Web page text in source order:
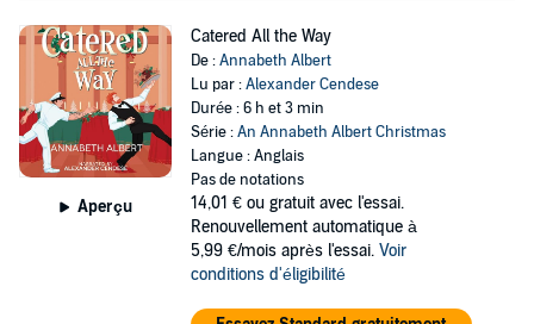
Aperçu
Catered All the Way
De :Annabeth Albert
Lu par :Alexander Cendese
Durée : 6 h et 3 min
Série :An Annabeth Albert Christmas
Langue : Anglais
Pas de notations
14,01 € ou gratuit avec l'essai.
Renouvellement automatique à
5,99 €/mois après l'essai. Voir
conditions d'éligibilité